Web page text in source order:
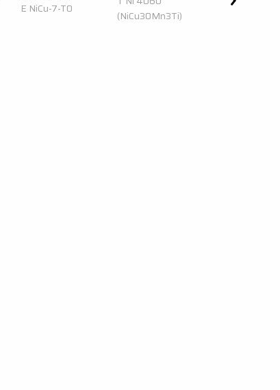
E NiCu-7-T0
(NiCu30Mn3Ti)